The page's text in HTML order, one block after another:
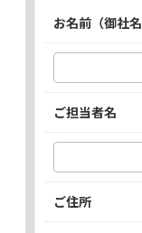
お名前（御社名
ご担当者名
ご住所